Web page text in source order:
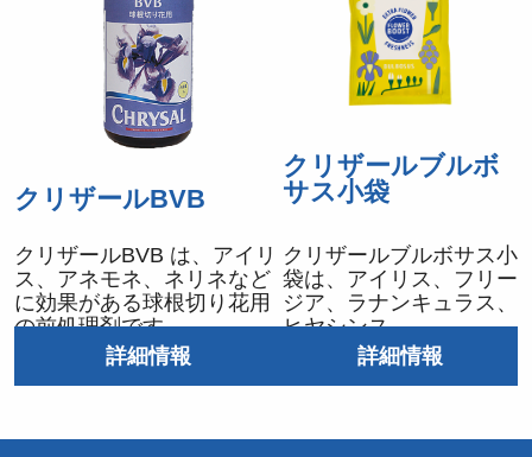
クリザールBVB
クリザールBVB は、アイリ
ス、アネモネ、ネリネなど
に効果がある球根切り花用
の前処理剤です
詳細情報
クリザールブルボ
サス小袋
クリザールブルボサス小
袋は、アイリス、フリー
ジア、ラナンキュラス、
ヒヤシンス
詳細情報